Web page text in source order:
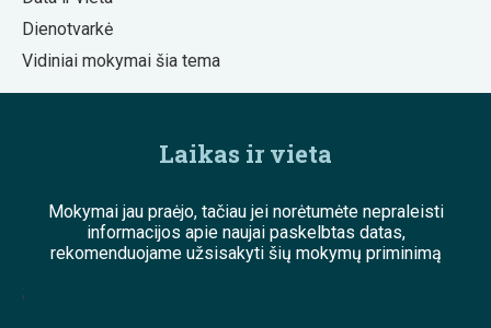
Dienotvarkė
Vidiniai mokymai šia tema
Laikas ir vieta
Mokymai jau praėjo, tačiau jei norėtumėte nepraleisti
informacijos apie naujai paskelbtas datas,
rekomenduojame užsisakyti šių mokymų priminimą
;